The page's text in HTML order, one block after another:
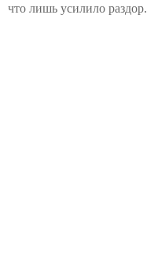
что лишь усилило раздор.